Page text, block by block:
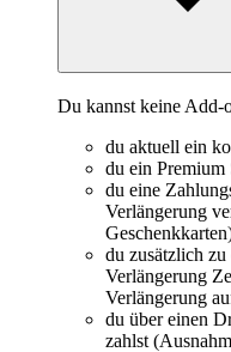
Du kannst keine Add-
du aktuell ein
du ein Premium
du eine
Verlängerung
du zusätzlich
Verlängerung
Verlängerung
du über einen
zahlst